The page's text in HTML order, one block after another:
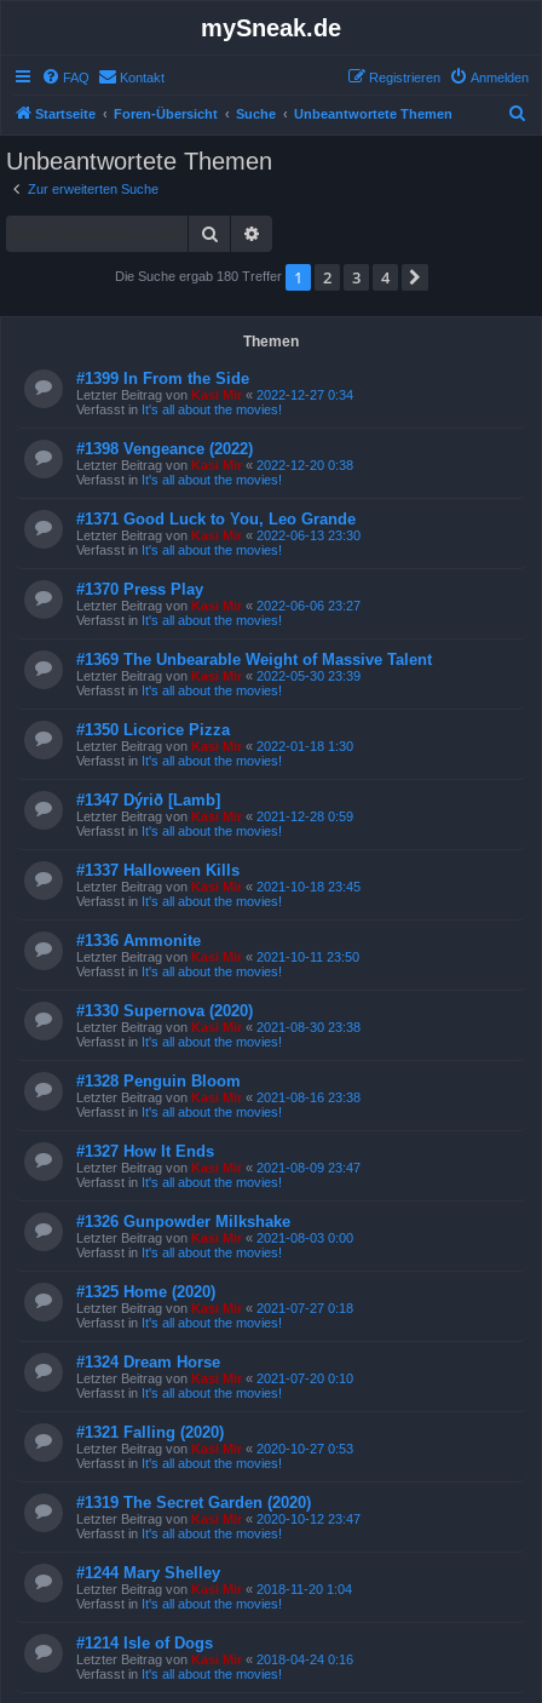
mySneak.de
FAQ Kontakt Anmelden
Registrieren
Startseite Foren-Übersicht Suche Unbeantwortete Themen
Unbeantwortete Themen
Zur erweiterten Suche
Suche
Die Suche ergab 180 Treffer 1 2 3 4
Themen
#1399 In From the Side
Letzter Beitrag von Kasi Mir « 2022-12-27 0:34
Verfasst in It's all about the movies!
#1398 Vengeance (2022)
Letzter Beitrag von Kasi Mir « 2022-12-20 0:38
Verfasst in It's all about the movies!
#1371 Good Luck to You, Leo Grande
Letzter Beitrag von Kasi Mir « 2022-06-13 23:30
Verfasst in It's all about the movies!
#1370 Press Play
Letzter Beitrag von Kasi Mir « 2022-06-06 23:27
Verfasst in It's all about the movies!
#1369 The Unbearable Weight of Massive Talent
Letzter Beitrag von Kasi Mir « 2022-05-30 23:39
Verfasst in It's all about the movies!
#1350 Licorice Pizza
Letzter Beitrag von Kasi Mir « 2022-01-18 1:30
Verfasst in It's all about the movies!
#1347 Dýrið [Lamb]
Letzter Beitrag von Kasi Mir « 2021-12-28 0:59
Verfasst in It's all about the movies!
#1337 Halloween Kills
Letzter Beitrag von Kasi Mir « 2021-10-18 23:45
Verfasst in It's all about the movies!
#1336 Ammonite
Letzter Beitrag von Kasi Mir « 2021-10-11 23:50
Verfasst in It's all about the movies!
#1330 Supernova (2020)
Letzter Beitrag von Kasi Mir « 2021-08-30 23:38
Verfasst in It's all about the movies!
#1328 Penguin Bloom
Letzter Beitrag von Kasi Mir « 2021-08-16 23:38
Verfasst in It's all about the movies!
#1327 How It Ends
Letzter Beitrag von Kasi Mir « 2021-08-09 23:47
Verfasst in It's all about the movies!
#1326 Gunpowder Milkshake
Letzter Beitrag von Kasi Mir « 2021-08-03 0:00
Verfasst in It's all about the movies!
#1325 Home (2020)
Letzter Beitrag von Kasi Mir « 2021-07-27 0:18
Verfasst in It's all about the movies!
#1324 Dream Horse
Letzter Beitrag von Kasi Mir « 2021-07-20 0:10
Verfasst in It's all about the movies!
#1321 Falling (2020)
Letzter Beitrag von Kasi Mir « 2020-10-27 0:53
Verfasst in It's all about the movies!
#1319 The Secret Garden (2020)
Letzter Beitrag von Kasi Mir « 2020-10-12 23:47
Verfasst in It's all about the movies!
#1244 Mary Shelley
Letzter Beitrag von Kasi Mir « 2018-11-20 1:04
Verfasst in It's all about the movies!
#1214 Isle of Dogs
Letzter Beitrag von Kasi Mir « 2018-04-24 0:16
Verfasst in It's all about the movies!